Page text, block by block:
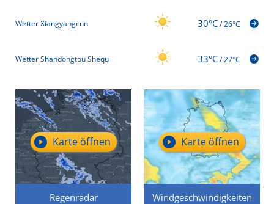
Wetter Xiangyangcun 30°C/26°C
Wetter Shandongtou Shequ 33°C/27°C
Regenradar
Karte öffnen
Windgeschwindigkeiten
Karte öffnen